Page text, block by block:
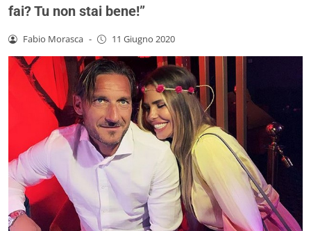
fai? Tu non stai bene!”
Fabio Morasca - 11 Giugno 2020